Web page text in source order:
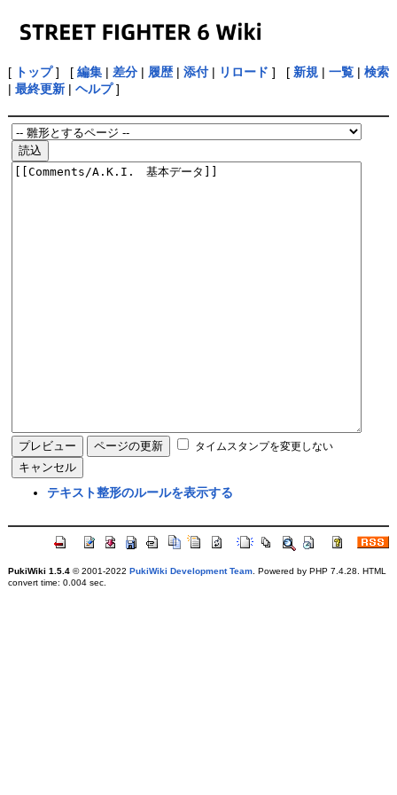
[ トップ] [ 編集| 差分| 履歴| 添付| リロード ] [ 新規| 一覧| 検索
| 最終更新| ヘルプ]
タイムスタンプを変更しない
テキスト整形のルールを表示する
PukiWiki 1.5.4© 2001-2022 PukiWiki Development Team. Powered by PHP 7.4.28. HTML
convert time: 0.004 sec.